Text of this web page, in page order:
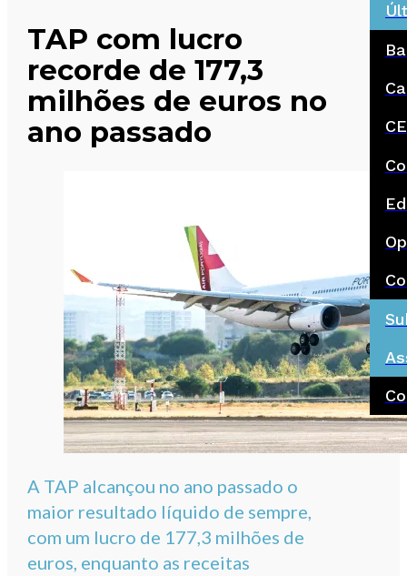
TAP com lucro
recorde de 177,3
milhões de euros no
ano passado
A TAP alcançou no ano passado o
maior resultado líquido de sempre,
com um lucro de 177,3 milhões de
euros, enquanto as receitas